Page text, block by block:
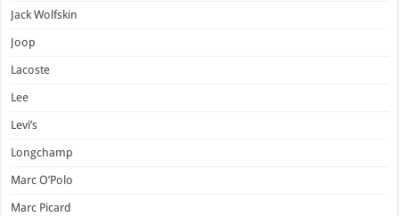
Jack Wolfskin
Joop
Lacoste
Lee
Levi’s
Longchamp
Marc O’Polo
Marc Picard